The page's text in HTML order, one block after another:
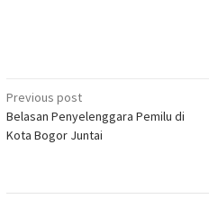
Post
navigation
Previous post
Belasan Penyelenggara Pemilu di
Kota Bogor Juntai